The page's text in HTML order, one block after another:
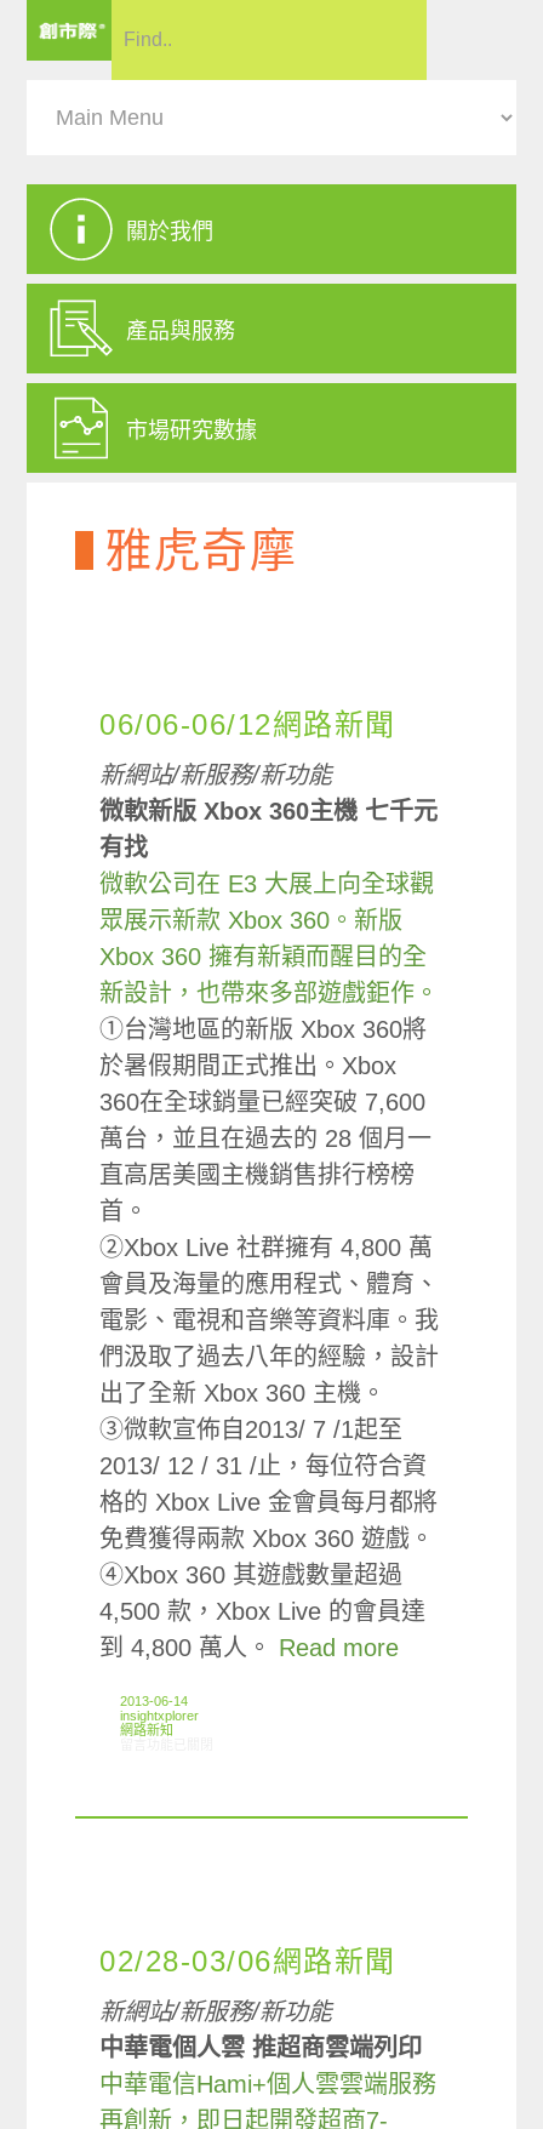
關於我們
產品與服務
市場研究數據
雅虎奇摩
06/06-06/12網路新聞
新網站/新服務/新功能
微軟新版 Xbox 360主機 七千元
有找
微軟公司在 E3 大展上向全球觀
眾展示新款 Xbox 360。新版
Xbox 360 擁有新穎而醒目的全
新設計，也帶來多部遊戲鉅作。
①台灣地區的新版 Xbox 360將
於暑假期間正式推出。Xbox
360在全球銷量已經突破 7,600
萬台，並且在過去的 28 個月一
直高居美國主機銷售排行榜榜
首。
②Xbox Live 社群擁有 4,800 萬
會員及海量的應用程式、體育、
電影、電視和音樂等資料庫。我
們汲取了過去八年的經驗，設計
出了全新 Xbox 360 主機。
③微軟宣佈自2013/ 7 /1起至
2013/ 12 / 31 /止，每位符合資
格的 Xbox Live 金會員每月都將
免費獲得兩款 Xbox 360 遊戲。
④Xbox 360 其遊戲數量超過
4,500 款，Xbox Live 的會員達
到 4,800 萬人。 Read more
2013-06-14
insightxplorer
網路新知
02/28-03/06網路新聞
新網站/新服務/新功能
中華電個人雲 推超商雲端列印
中華電信Hami+個人雲雲端服務
再創新，即日起開發超商7-